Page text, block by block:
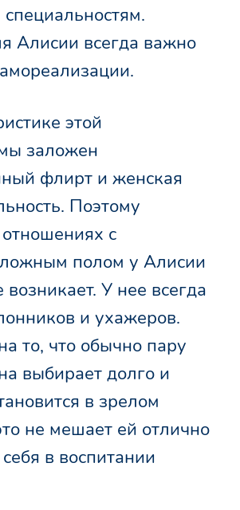
Алисии всегда важно
этой
заложен
флирт и женская
Поэтому
с
полом у Алисии
возникает. У нее всегда
и ухажеров.
то, что обычно пару
выбирает долго и
в зрелом
не мешает ей отлично
в воспитании